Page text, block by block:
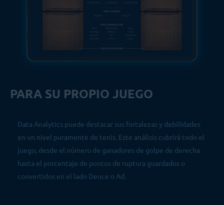
PARA SU PROPIO JUEGO
Data Analytics puede destacar sus fortalezas y debilidades
en un nivel puramente de tenis. Este análisis cubrirá todo el
juego, desde el número de ganadores de golpe de derecha
hasta el porcentaje de puntos de ruptura guardados o
convertidos en el lado Deuce o Ad.